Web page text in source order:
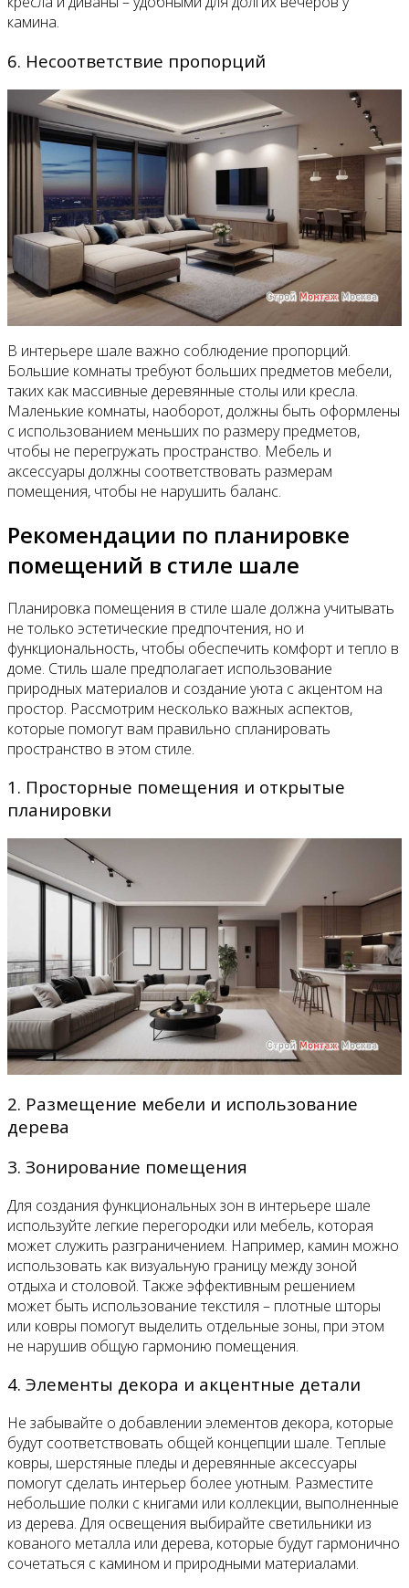
камина.
6. Несоответствие пропорций
В интерьере шале важно соблюдение пропорций.
Большие комнаты требуют больших предметов мебели,
таких как массивные деревянные столы или кресла.
Маленькие комнаты, наоборот, должны быть оформлены
с использованием меньших по размеру предметов,
чтобы не перегружать пространство. Мебель и
аксессуары должны соответствовать размерам
помещения, чтобы не нарушить баланс.
Рекомендации по планировке
помещений в стиле шале
Планировка помещения в стиле шале должна учитывать
не только эстетические предпочтения, но и
функциональность, чтобы обеспечить комфорт и тепло в
доме. Стиль шале предполагает использование
природных материалов и создание уюта с акцентом на
простор. Рассмотрим несколько важных аспектов,
которые помогут вам правильно спланировать
пространство в этом стиле.
1. Просторные помещения и открытые
планировки
2. Размещение мебели и использование
дерева
3. Зонирование помещения
Для создания функциональных зон в интерьере шале
используйте легкие перегородки или мебель, которая
может служить разграничением. Например, камин можно
использовать как визуальную границу между зоной
отдыха и столовой. Также эффективным решением
может быть использование текстиля – плотные шторы
или ковры помогут выделить отдельные зоны, при этом
не нарушив общую гармонию помещения.
4. Элементы декора и акцентные детали
Не забывайте о добавлении элементов декора, которые
будут соответствовать общей концепции шале. Теплые
ковры, шерстяные пледы и деревянные аксессуары
помогут сделать интерьер более уютным. Разместите
небольшие полки с книгами или коллекции, выполненные
из дерева. Для освещения выбирайте светильники из
кованого металла или дерева, которые будут гармонично
сочетаться с камином и природными материалами.